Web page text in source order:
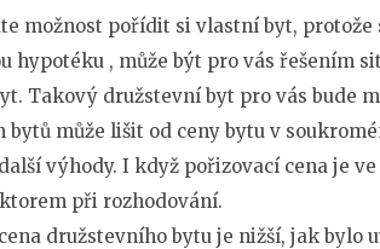
možnost pořídit si vlastní byt, protože
hypotéku , může být pro vás řešením
Takový družstevní byt pro vás bude
bytů může lišit od ceny bytu v
výhody. I když pořizovací cena je
při rozhodování.
družstevního bytu je nižší, jak bylo